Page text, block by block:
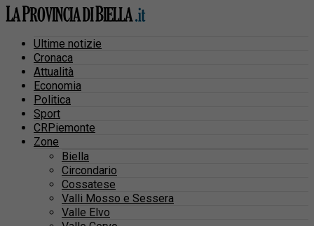
Ultime notizie
Cronaca
Attualità
Economia
Politica
Sport
CRPiemonte
Zone
Biella
Circondario
Cossatese
Valli Mosso e Sessera
Valle Elvo